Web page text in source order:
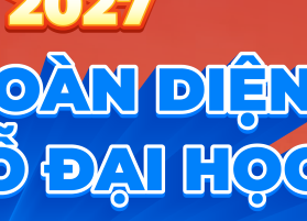
6 Marketing
D03; D04; D07; D24; D25; D29;
D30; DD2; X02; X03; X26
A00; A01; A09; C14; C19; D01;
D03; D04; D07; D24; D25; D29;
D30; DD2; X02; X03; X26
A00; A01; A09; C14; C19; D01;
D03; D04; D07; D24; D25; D29;
D30; DD2; X02; X03; X26